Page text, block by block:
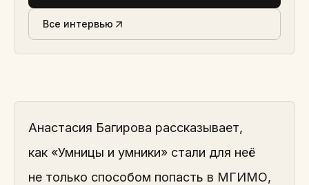
Все интервью
Анастасия Багирова рассказывает,
как «Умницы и умники» стали для неё
не только способом попасть в МГИМО,